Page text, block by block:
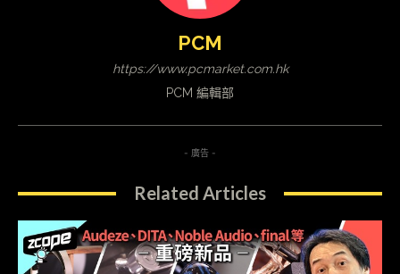
PCM
https://www.pcmarket.com.hk
PCM 編輯部
- 廣告 -
Related Articles